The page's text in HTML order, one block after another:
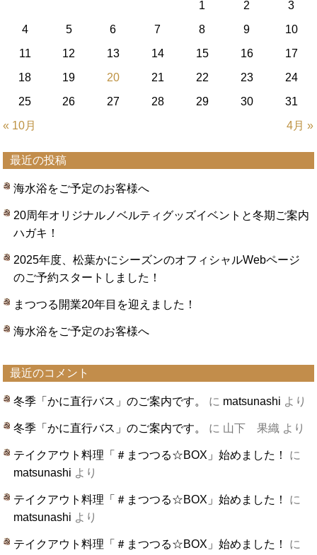
« 10月 4月 »
1 2
3
4
5 6 7 8 9
10
11
12 13 14 15 16
17
18
19 20 21 22 23
24
25
26 27 28 29 30 31
最近の投稿
海水浴をご予定のお客様へ
20周年オリジナルノベルティグッズイベントと冬期ご案内
ハガキ！
2025年度、松葉かにシーズンのオフィシャルWebページ
のご予約スタートしました！
まつつる開業20年目を迎えました！
海水浴をご予定のお客様へ
最近のコメント
冬季「かに直行バス」のご案内です。 に matsunashi より
冬季「かに直行バス」のご案内です。 に 山下 果織 より
テイクアウト料理「＃まつつる☆BOX」始めました！
に
matsunashi より
テイクアウト料理「＃まつつる☆BOX」始めました！
に
matsunashi より
テイクアウト料理「＃まつつる☆BOX」始めました！
に